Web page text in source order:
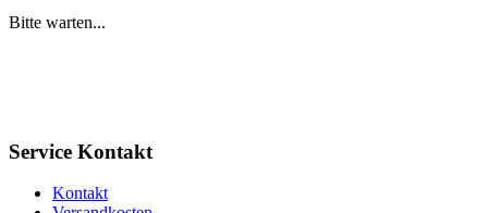
Bitte warten...
Service Kontakt
Kontakt